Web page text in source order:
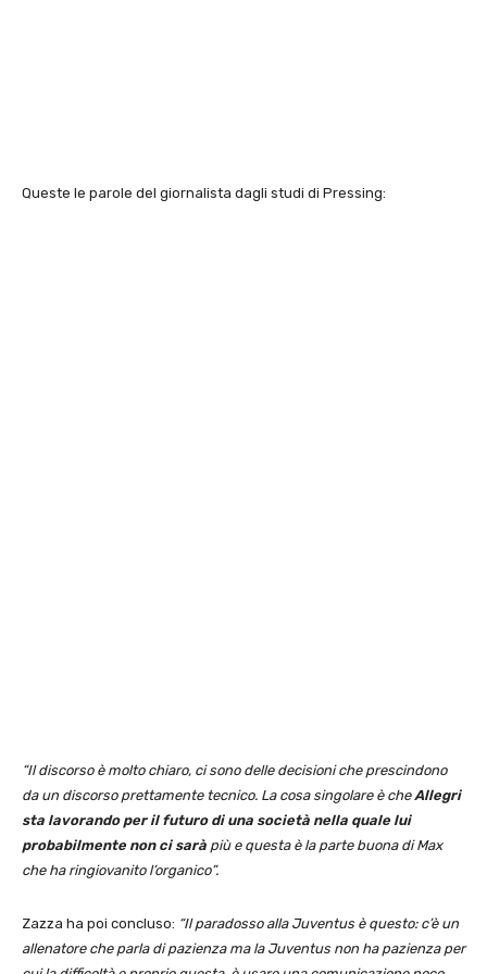
Queste le parole del giornalista dagli studi di Pressing:
“Il discorso è molto chiaro, ci sono delle decisioni che prescindono
da un discorso prettamente tecnico. La cosa singolare è cheAllegri
sta lavorando per il futuro di una società nella quale lui
probabilmente non ci sarà più e questa è la parte buona di Max
che ha ringiovanito l’organico”.
Zazza ha poi concluso: “Il paradosso alla Juventus è questo: c’è un
allenatore che parla di pazienza ma la Juventus non ha pazienza per